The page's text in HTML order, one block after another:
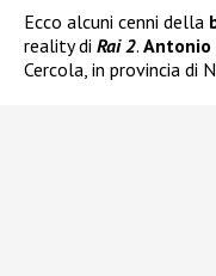
Ecco alcuni cenni della
reality di Rai 2. Antonio
Cercola, in provincia di